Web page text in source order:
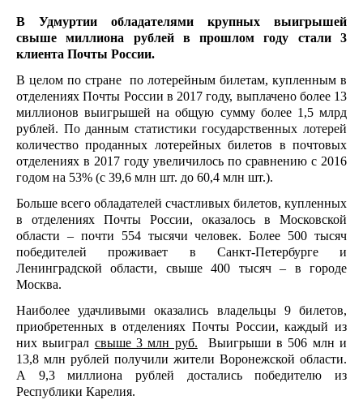
В Удмуртии обладателями крупных выигрышей
свыше миллиона рублей в прошлом году стали 3
клиента Почты России.
В целом по стране по лотерейным билетам, купленным в
отделениях Почты России в 2017 году, выплачено более 13
миллионов выигрышей на общую сумму более 1,5 млрд
рублей. По данным статистики государственных лотерей
количество проданных лотерейных билетов в почтовых
отделениях в 2017 году увеличилось по сравнению с 2016
годом на 53% (с 39,6 млн шт. до 60,4 млн шт.).
Больше всего обладателей счастливых билетов, купленных
в отделениях Почты России, оказалось в Московской
области – почти 554 тысячи человек. Более 500 тысяч
победителей проживает в Санкт-Петербурге и
Ленинградской области, свыше 400 тысяч – в городе
Москва.
Наиболее удачливыми оказались владельцы 9 билетов,
приобретенных в отделениях Почты России, каждый из
них выиграл свыше 3 млн руб. Выигрыши в 506 млн и
13,8 млн рублей получили жители Воронежской области.
А 9,3 миллиона рублей достались победителю из
Республики Карелия.